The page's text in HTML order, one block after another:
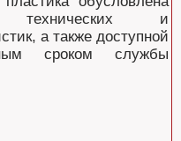
технических и
а также доступной
сроком службы